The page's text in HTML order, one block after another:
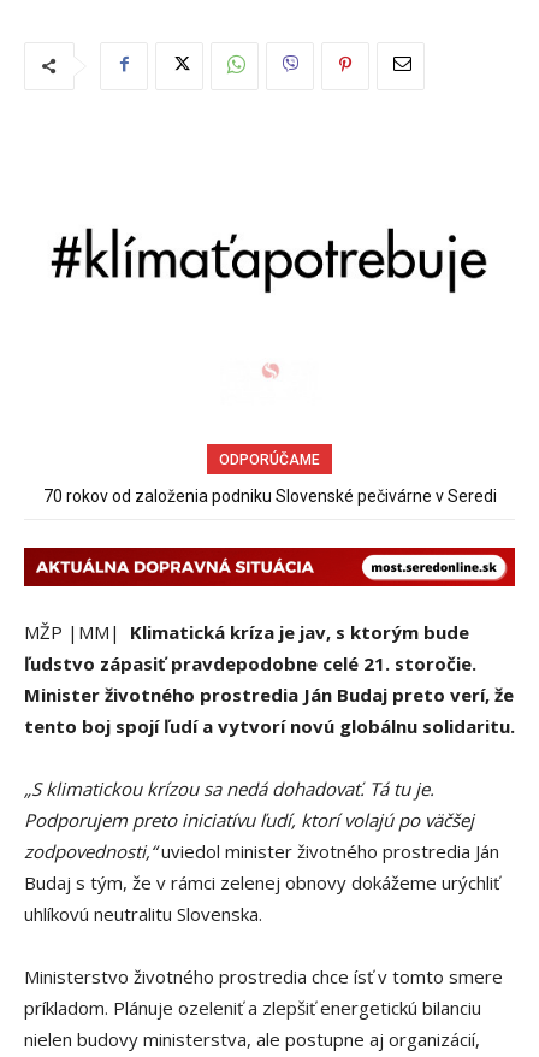
ODPORÚČAME
70 rokov od založenia podniku Slovenské pečivárne v Seredi
Sereď niekedy bola mestom s výborným napojením na
MŽP |MM|
Klimatická kríza je jav, s ktorým bude
ľudstvo zápasiť pravdepodobne celé 21. storočie.
Minister životného prostredia Ján Budaj preto verí, že
tento boj spojí ľudí a vytvorí novú globálnu solidaritu.
„S klimatickou krízou sa nedá dohadovať. Tá tu je.
Podporujem preto iniciatívu ľudí, ktorí volajú po väčšej
zodpovednosti,“uviedol minister životného prostredia Ján
Budaj s tým, že v rámci zelenej obnovy dokážeme urýchliť
uhlíkovú neutralitu Slovenska.
Ministerstvo životného prostredia chce ísť v tomto smere
príkladom. Plánuje ozeleniť a zlepšiť energetickú bilanciu
nielen budovy ministerstva, ale postupne aj organizácií,